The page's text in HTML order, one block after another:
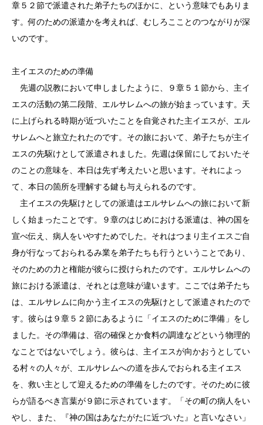
章５２節で派遣された弟子たちのほかに、という意味でもありま
す。何のための派遣かを考えれば、むしろこことのつながりが深
いのです。
主イエスのための準備
先週の説教において申しましたように、９章５１節から、主イ
エスの活動の第二段階、エルサレムへの旅が始まっています。天
に上げられる時期が近づいたことを自覚された主イエスが、エル
サレムへと旅立たれたのです。その旅において、弟子たちが主イ
エスの先駆けとして派遣されました。先週は保留にしておいたそ
のことの意味を、本日は先ず考えたいと思います。それによっ
て、本日の箇所を理解する鍵も与えられるのです。
主イエスの先駆けとしての派遣はエルサレムへの旅において新
しく始まったことです。９章のはじめにおける派遣は、神の国を
宣べ伝え、病人をいやすためでした。それはつまり主イエスご自
身が行なっておられるみ業を弟子たちも行うということであり、
そのための力と権能が彼らに授けられたのです。エルサレムへの
旅における派遣は、それとは意味が違います。ここでは弟子たち
は、エルサレムに向かう主イエスの先駆けとして派遣されたので
す。彼らは９章５２節にあるように「イエスのために準備」をし
ました。その準備は、宿の確保とか食料の調達などという物理的
なことではないでしょう。彼らは、主イエスが向かおうとしてい
る村々の人々が、エルサレムへの道を歩んでおられる主イエス
を、救い主として迎えるための準備をしたのです。そのために彼
らが語るべき言葉が９節に示されています。「その町の病人をい
やし、また、『神の国はあなたがたに近づいた』と言いなさい」